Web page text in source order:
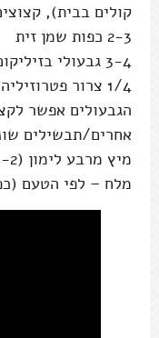
קולים בבית),
2-3 כפות שמן זית
3-4 גבעולי בזיליקום
1/4 צרור
הגבעולים אפשר
אחרים/תבשילים
מיץ מרבע לימון (1-2 כפות)
מלח – לפי הטעם